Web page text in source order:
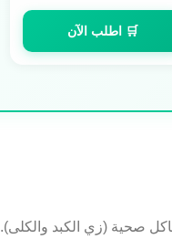
🛒 اطلب الآن
صحية (زي الكبد والكلى).